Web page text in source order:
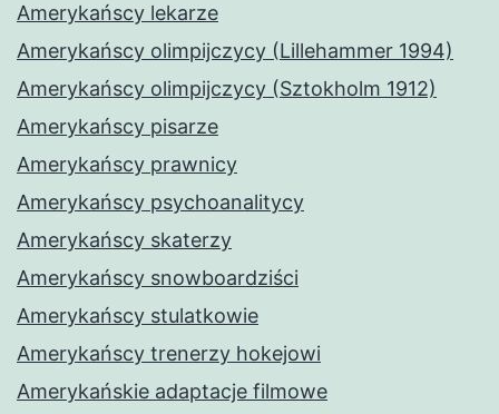
Amerykańscy lekarze
Amerykańscy olimpijczycy (Lillehammer 1994)
Amerykańscy olimpijczycy (Sztokholm 1912)
Amerykańscy pisarze
Amerykańscy prawnicy
Amerykańscy psychoanalitycy
Amerykańscy skaterzy
Amerykańscy snowboardziści
Amerykańscy stulatkowie
Amerykańscy trenerzy hokejowi
Amerykańskie adaptacje filmowe